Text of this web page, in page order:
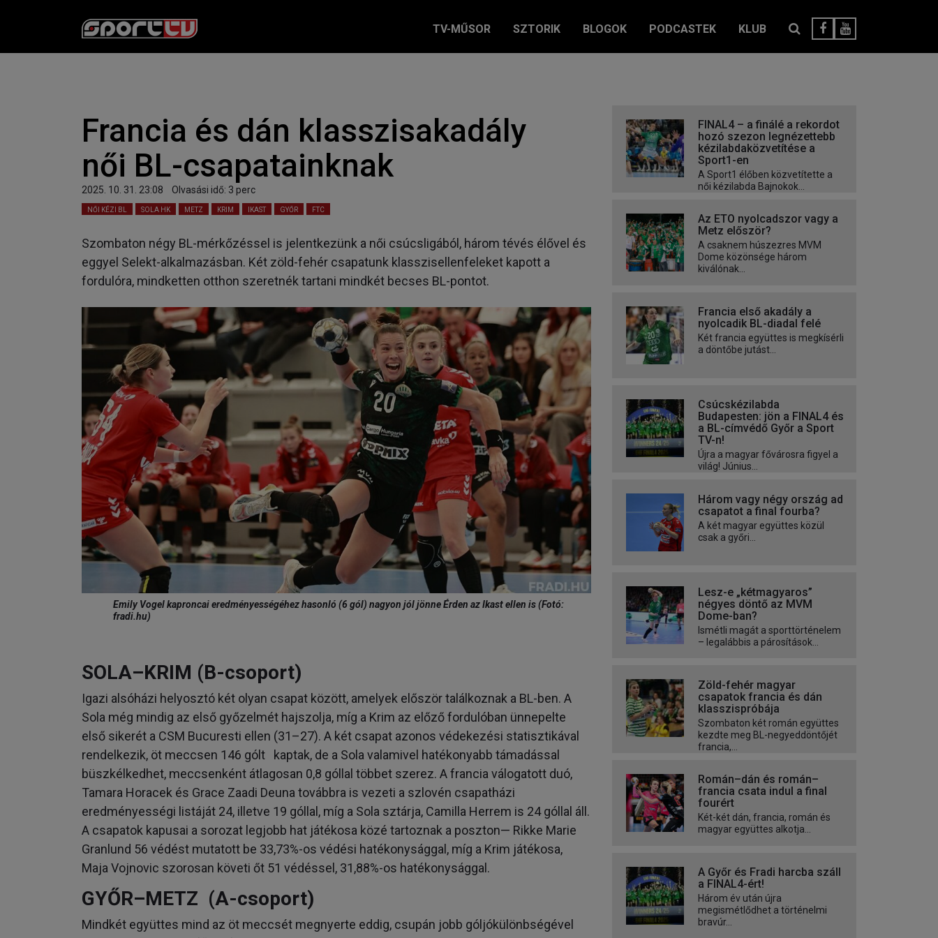
TV-MŰSOR SZTORIK BLOGOK PODCASTEK KLUB
Francia és dán klasszisakadály
női BL-csapatainknak
2025. 10. 31. 23:08 Olvasási idő: 3 perc
NŐI KÉZI BL SOLA HK METZ KRIM IKAST GYŐR FTC
Szombaton négy BL-mérkőzéssel is jelentkezünk a női csúcsligából, három tévés élővel és
eggyel Selekt-alkalmazásban. Két zöld-fehér csapatunk klasszisellenfeleket kapott a
fordulóra, mindketten otthon szeretnék tartani mindkét becses BL-pontot.
Emily Vogel kaproncai eredményességéhez hasonló (6 gól) nagyon jól jönne Érden az Ikast ellen is (Fotó:
fradi.hu)
SOLA–KRIM (B-csoport)
Igazi alsóházi helyosztó két olyan csapat között, amelyek először találkoznak a BL-ben. A
Sola még mindig az első győzelmét hajszolja, míg a Krim az előző fordulóban ünnepelte
első sikerét a CSM Bucuresti ellen (31–27). A két csapat azonos védekezési statisztikával
rendelkezik, öt meccsen 146 gólt kaptak, de a Sola valamivel hatékonyabb támadással
büszkélkedhet, meccsenként átlagosan 0,8 góllal többet szerez. A francia válogatott duó,
Tamara Horacek és Grace Zaadi Deuna továbbra is vezeti a szlovén csapatházi
eredményességi listáját 24, illetve 19 góllal, míg a Sola sztárja, Camilla Herrem is 24 góllal áll.
A csapatok kapusai a sorozat legjobb hat játékosa közé tartoznak a poszton— Rikke Marie
Granlund 56 védést mutatott be 33,73%-os védési hatékonysággal, míg a Krim játékosa,
Maja Vojnovic szorosan követi őt 51 védéssel, 31,88%-os hatékonysággal.
GYŐR–METZ (A-csoport)
Mindkét együttes mind az öt meccsét megnyerte eddig, csupán jobb góljókülönbségével
FINAL4 – a finálé a rekordot
hozó szezon legnézettebb
kézilabdaközvetítése a
Sport1-en
A Sport1 élőben közvetítette a
női kézilabda Bajnokok...
Az ETO nyolcadszor vagy a
Metz először?
A csaknem húszezres MVM
Dome közönsége három
kiválónak...
Francia első akadály a
nyolcadik BL-diadal felé
Két francia együttes is megkísérli
a döntőbe jutást...
Csúcskézilabda
Budapesten: jön a FINAL4 és
a BL-címvédő Győr a Sport
TV-n!
Újra a magyar fővárosra figyel a
világ! Június...
Három vagy négy ország ad
csapatot a final fourba?
A két magyar együttes közül
csak a győri...
Lesz-e „kétmagyaros”
négyes döntő az MVM
Dome-ban?
Ismétli magát a sporttörténelem
– legalábbis a párosítások...
Zöld-fehér magyar
csapatok francia és dán
klasszispróbája
Szombaton két román együttes
kezdte meg BL-negyeddöntőjét
francia,...
Román–dán és román–
francia csata indul a final
fourért
Két-két dán, francia, román és
magyar együttes alkotja...
A Győr és Fradi harcba száll
a FINAL4-ért!
Három év után újra
megismétlődhet a történelmi
bravúr...